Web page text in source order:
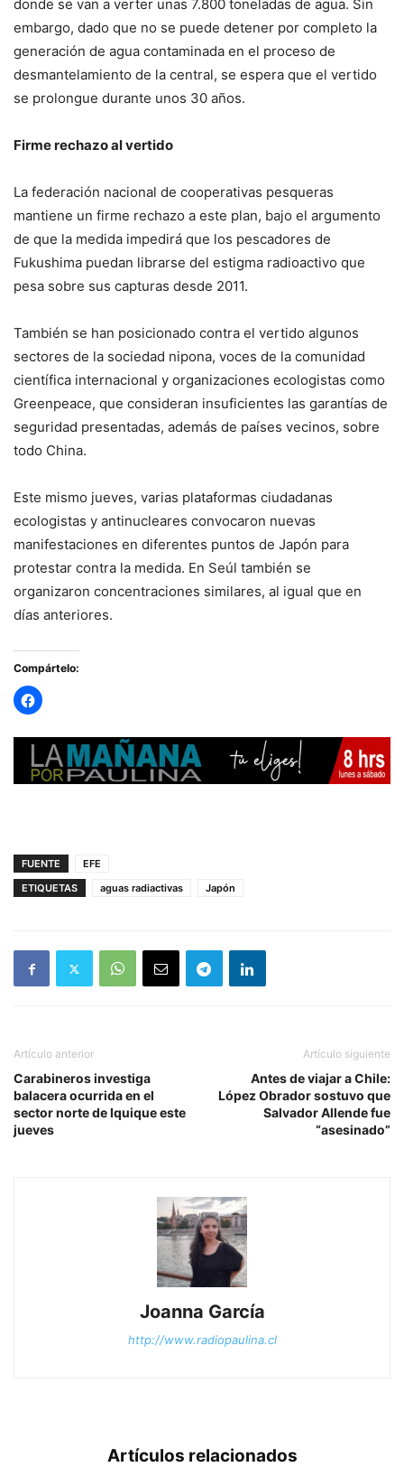
donde se van a verter unas 7.800 toneladas de agua. Sin
embargo, dado que no se puede detener por completo la
generación de agua contaminada en el proceso de
desmantelamiento de la central, se espera que el vertido
se prolongue durante unos 30 años.
Firme rechazo al vertido
La federación nacional de cooperativas pesqueras
mantiene un firme rechazo a este plan, bajo el argumento
de que la medida impedirá que los pescadores de
Fukushima puedan librarse del estigma radioactivo que
pesa sobre sus capturas desde 2011.
También se han posicionado contra el vertido algunos
sectores de la sociedad nipona, voces de la comunidad
científica internacional y organizaciones ecologistas como
Greenpeace, que consideran insuficientes las garantías de
seguridad presentadas, además de países vecinos, sobre
todo China.
Este mismo jueves, varias plataformas ciudadanas
ecologistas y antinucleares convocaron nuevas
manifestaciones en diferentes puntos de Japón para
protestar contra la medida. En Seúl también se
organizaron concentraciones similares, al igual que en
días anteriores.
Compártelo:
FUENTE
EFE
ETIQUETAS
aguas radiactivas Japón
Artículo anterior
Carabineros investiga
balacera ocurrida en el
sector norte de Iquique este
jueves
Artículo siguiente
Antes de viajar a Chile:
López Obrador sostuvo que
Salvador Allende fue
“asesinado”
Joanna García
http://www.radiopaulina.cl
Artículos relacionados